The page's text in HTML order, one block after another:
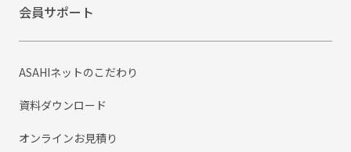
会員サポート
ASAHIネットのこだわり
資料ダウンロード
オンラインお見積り